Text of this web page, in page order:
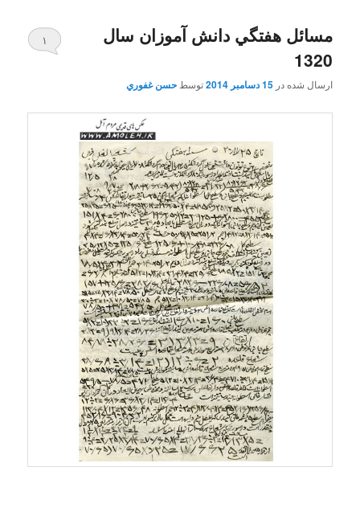
مسائل هفتگي دانش آموزان سال
1320
ارسال شده در15 دسامبر 2014 توسطحسن غفوري
۱